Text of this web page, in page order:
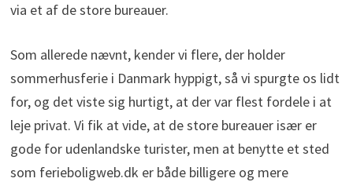
via et af de store bureauer.
Som allerede nævnt, kender vi flere, der holder
sommerhusferie i Danmark hyppigt, så vi spurgte os lidt
for, og det viste sig hurtigt, at der var flest fordele i at
leje privat. Vi fik at vide, at de store bureauer især er
gode for udenlandske turister, men at benytte et sted
som ferieboligweb.dk er både billigere og mere